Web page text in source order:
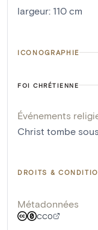
largeur: 110 cm
ICONOGRAPHIE
FOI CHRÉTIENNE
Événements
Christ tombe
DROITS &
Métadonnées
CC0